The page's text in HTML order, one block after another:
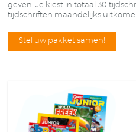
geven. Je kiest in totaal 30
tijdschriften maandelijks
Stel uw pakket samen!